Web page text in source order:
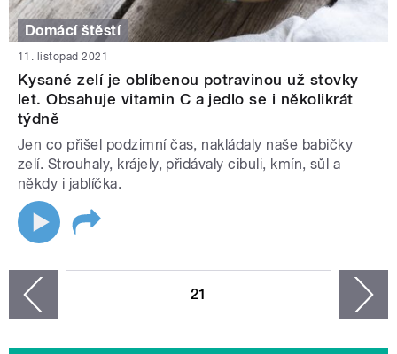
Domácí štěstí
11. listopad 2021
Kysané zelí je oblíbenou potravinou už stovky
let. Obsahuje vitamin C a jedlo se i několikrát
týdně
Jen co přišel podzimní čas, nakládaly naše babičky
zelí. Strouhaly, krájely, přidávaly cibuli, kmín, sůl a
někdy i jablíčka.
21